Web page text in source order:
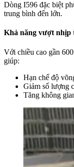
Dòng I596 đặc biệt
trung bình đến lớn.
Khả năng vượt nhịp
Với chiều cao gần
giúp:
Hạn chế độ
Giảm số lượng
Tăng không